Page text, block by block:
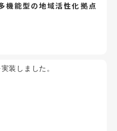
機能型の地域活性化拠点